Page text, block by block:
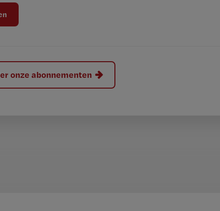
onze abonnementen